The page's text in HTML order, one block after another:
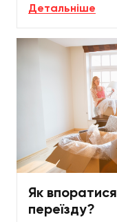
роботі...
Детальніше
Як
переїзду?